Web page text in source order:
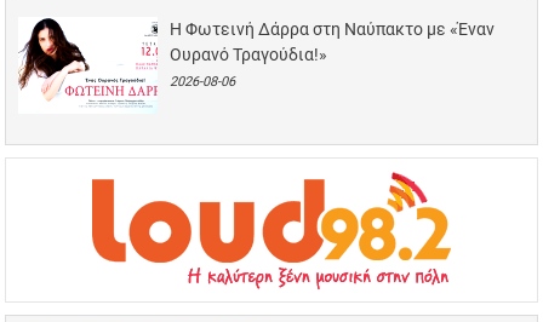
Η Φωτεινή Δάρρα στη Ναύπακτο με «Έναν
Ουρανό Τραγούδια!»
2026-08-06